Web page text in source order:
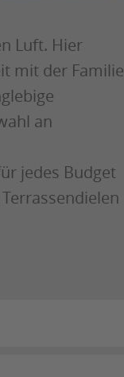
Luft. Hier
mit der Familie
an
jedes Budget